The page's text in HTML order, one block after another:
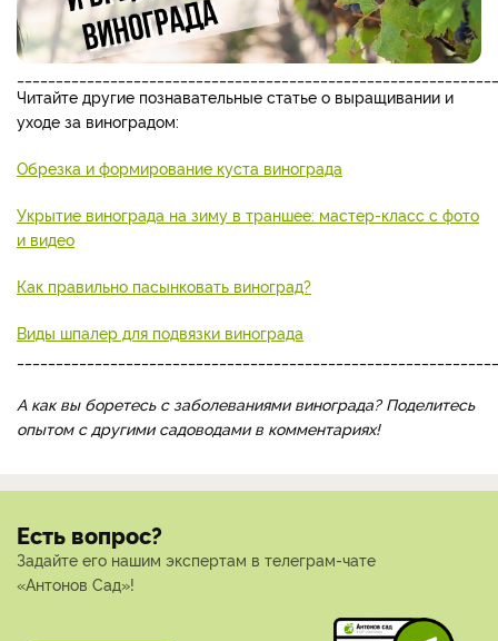
Читайте другие познавательные статье о выращивании и
уходе за виноградом:
Обрезка и формирование куста винограда
Укрытие винограда на зиму в траншее: мастер-класс с фото
и видео
Как правильно пасынковать виноград?
Виды шпалер для подвязки винограда
А как вы боретесь с заболеваниями винограда? Поделитесь
опытом с другими садоводами в комментариях!
Есть вопрос?
Задайте его нашим экспертам в телеграм-чате
«Антонов Сад»!